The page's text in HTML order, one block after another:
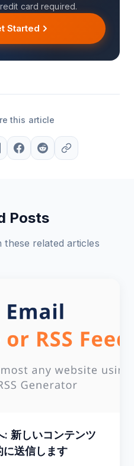
card required.
Started
this article
Posts
these related articles
: 新しいコンテンツ
に送信します